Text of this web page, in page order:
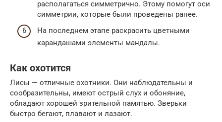
располагаться симметрично. Этому помогут оси
симметрии, которые были проведены ранее.
На последнем этапе раскрасить цветными
карандашами элементы мандалы.
Как охотится
Лисы — отличные охотники. Они наблюдательны и
сообразительны, имеют острый слух и обоняние,
обладают хорошей зрительной памятью. Зверьки
быстро бегают, плавают и лазают.